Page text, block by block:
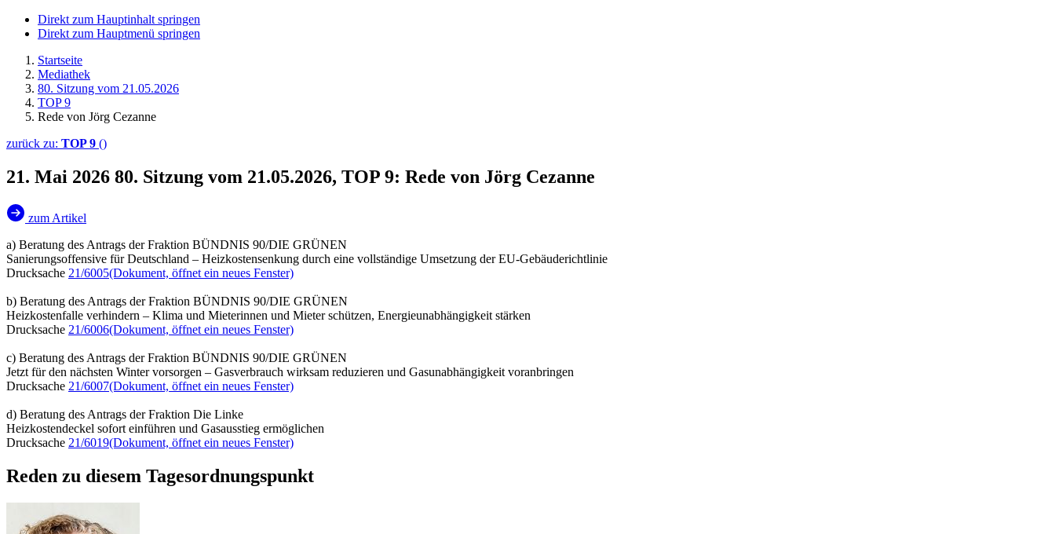
Direkt zum Hauptinhalt springen
Direkt zum Hauptmenü springen
Startseite
Mediathek
80. Sitzung vom 21.05.2026
TOP 9
Rede von Jörg Cezanne
zurück zu: TOP 9 ()
21. Mai 2026 80. Sitzung vom 21.05.2026, TOP 9: Rede von Jörg Cezanne
zum Artikel
a) Beratung des Antrags der Fraktion BÜNDNIS 90/DIE GRÜNEN
Sanierungsoffensive für Deutschland – Heizkostensenkung durch eine vollständige Umsetzung der EU-Gebäuderichtlinie
Drucksache 21/6005(Dokument, öffnet ein neues Fenster)
b) Beratung des Antrags der Fraktion BÜNDNIS 90/DIE GRÜNEN
Heizkostenfalle verhindern – Klima und Mieterinnen und Mieter schützen, Energieunabhängigkeit stärken
Drucksache 21/6006(Dokument, öffnet ein neues Fenster)
c) Beratung des Antrags der Fraktion BÜNDNIS 90/DIE GRÜNEN
Jetzt für den nächsten Winter vorsorgen – Gasverbrauch wirksam reduzieren und Gasunabhängigkeit voranbringen
Drucksache 21/6007(Dokument, öffnet ein neues Fenster)
d) Beratung des Antrags der Fraktion Die Linke
Heizkostendeckel sofort einführen und Gasausstieg ermöglichen
Drucksache 21/6019(Dokument, öffnet ein neues Fenster)
Reden zu diesem Tagesordnungspunkt